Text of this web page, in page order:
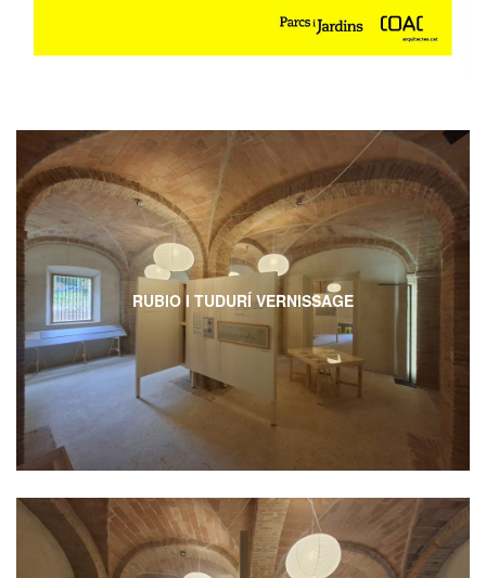
RUBIO I TUDURÍ VERNISSAGE